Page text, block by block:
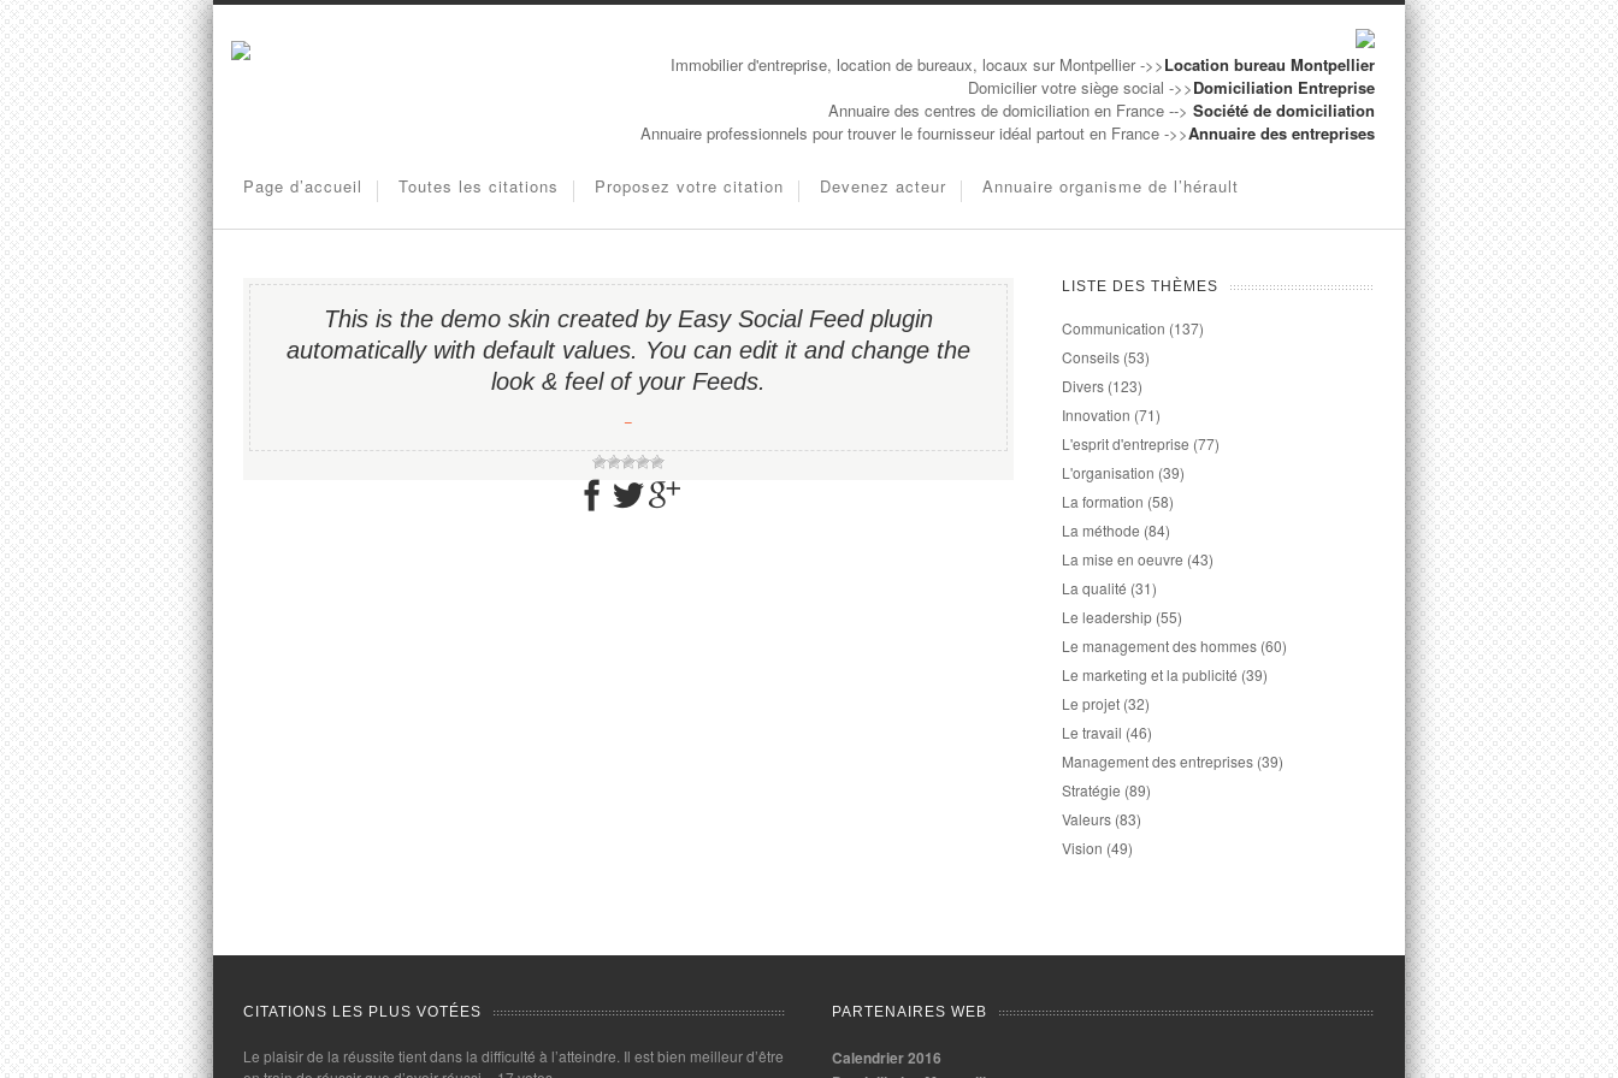
Immobilier d'entreprise, location de bureaux, locaux sur Montpellier ->>Location bureau Montpellier
Domicilier votre siège social ->>Domiciliation Entreprise
Annuaire des centres de domiciliation en France --> Société de domiciliation
Annuaire professionnels pour trouver le fournisseur idéal partout en France ->>Annuaire des entreprises
Page d’accueil Toutes les citations Proposez votre citation Devenez acteur Annuaire organisme de l’hérault
This is the demo skin created by Easy Social Feed plugin
automatically with default values. You can edit it and change the
look & feel of your Feeds.
−
LISTE DES THÈMES
Communication (137)
Conseils (53)
Divers (123)
Innovation (71)
L'esprit d'entreprise (77)
L'organisation (39)
La formation (58)
La méthode (84)
La mise en oeuvre (43)
La qualité (31)
Le leadership (55)
Le management des hommes (60)
Le marketing et la publicité (39)
Le projet (32)
Le travail (46)
Management des entreprises (39)
Stratégie (89)
Valeurs (83)
Vision (49)
CITATIONS LES PLUS VOTÉES
Le plaisir de la réussite tient dans la difficulté à l’atteindre. Il est bien meilleur d’être
PARTENAIRES WEB
Calendrier 2016